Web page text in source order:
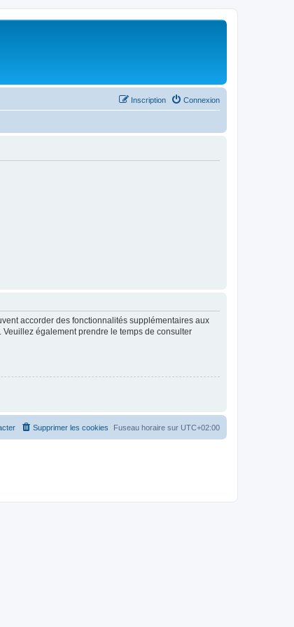
Connexion
Inscription
accorder des fonctionnalités supplémentaires aux
également prendre le temps de consulter
Fuseau horaire sur UTC+02:00
Supprimer les cookies